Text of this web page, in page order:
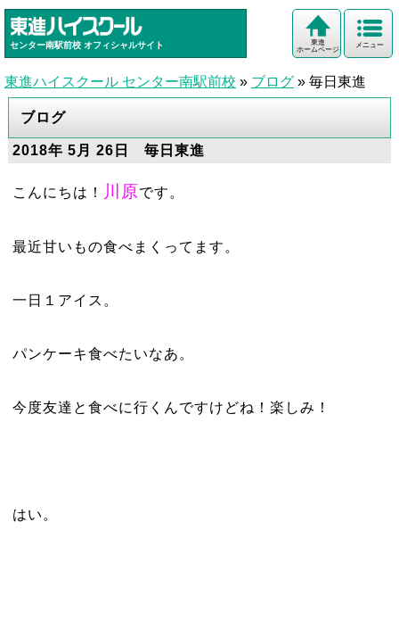
センター南駅前校 オフィシャルサイト メニュー
東進
ホームページ
東進ハイスクール センター南駅前校 » ブログ » 毎日東進
ブログ
2018年 5月 26日 毎日東進
こんにちは！ 川原です。
最近甘いもの食べまくってます。
一日１アイス。
パンケーキ食べたいなあ。
今度友達と食べに行くんですけどね！楽しみ！
はい。